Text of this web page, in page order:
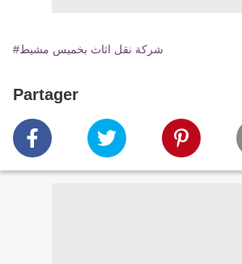
#شركة نقل اثاث بخميس مشيط
Partager